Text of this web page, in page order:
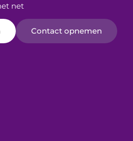
net
Contact opnemen